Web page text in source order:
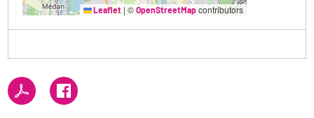
Leaflet | ©OpenStreetMap contributors